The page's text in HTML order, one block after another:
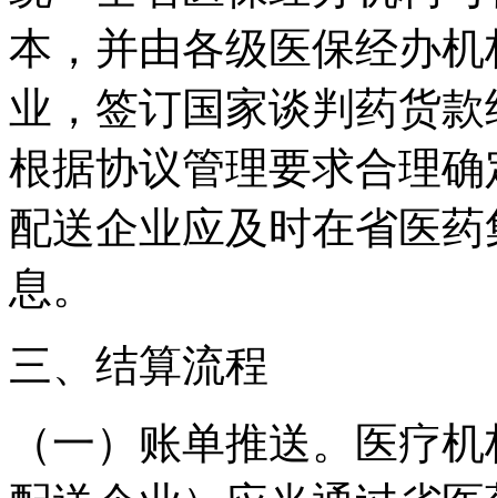
本，并由各级医保经办
业，签订国家谈判药货
根据协议管理要求合理
配送企业应及时在省医
息。
三、结算流程
（一）账单推送。医疗